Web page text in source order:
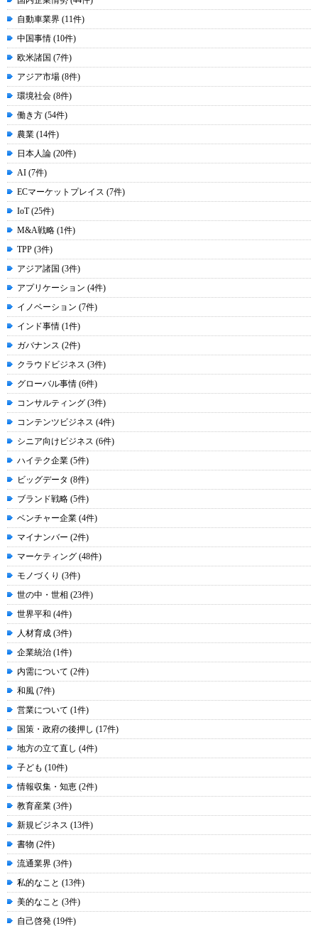
自動車業界 (11件)
中国事情 (10件)
欧米諸国 (7件)
アジア市場 (8件)
環境社会 (8件)
働き方 (54件)
農業 (14件)
日本人論 (20件)
AI (7件)
ECマーケットプレイス (7件)
IoT (25件)
M&A戦略 (1件)
TPP (3件)
アジア諸国 (3件)
アプリケーション (4件)
イノベーション (7件)
インド事情 (1件)
ガバナンス (2件)
クラウドビジネス (3件)
グローバル事情 (6件)
コンサルティング (3件)
コンテンツビジネス (4件)
シニア向けビジネス (6件)
ハイテク企業 (5件)
ビッグデータ (8件)
ブランド戦略 (5件)
ベンチャー企業 (4件)
マイナンバー (2件)
マーケティング (48件)
モノづくり (3件)
世の中・世相 (23件)
世界平和 (4件)
人材育成 (3件)
企業統治 (1件)
内需について (2件)
和風 (7件)
営業について (1件)
国策・政府の後押し (17件)
地方の立て直し (4件)
子ども (10件)
情報収集・知恵 (2件)
教育産業 (3件)
新規ビジネス (13件)
書物 (2件)
流通業界 (3件)
私的なこと (13件)
美的なこと (3件)
自己啓発 (19件)